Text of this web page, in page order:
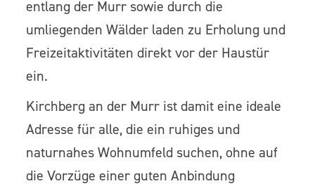
entlang der Murr sowie durch die
umliegenden Wälder laden zu Erholung und
Freizeitaktivitäten direkt vor der Haustür
ein.
Kirchberg an der Murr ist damit eine ideale
Adresse für alle, die ein ruhiges und
naturnahes Wohnumfeld suchen, ohne auf
die Vorzüge einer guten Anbindung